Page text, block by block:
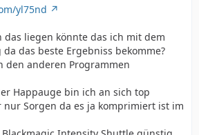
yl75nd
das liegen könnte das ich mit dem
das beste Ergebniss bekomme?
den anderen Programmen
Happauge bin ich an sich top
Sorgen da es ja komprimiert ist im